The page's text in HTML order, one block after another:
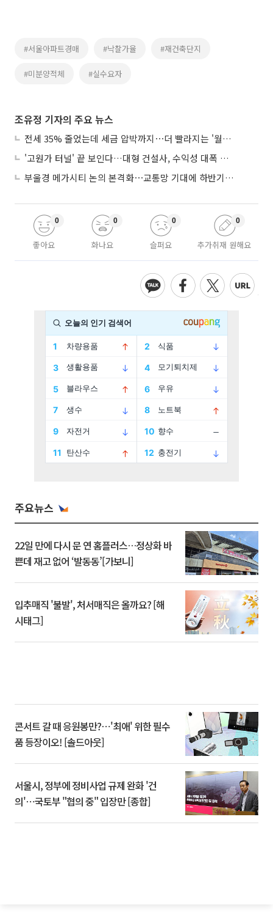
#서울아파트경매 #낙찰가율 #재건축단지
#미분양적체 #실수요자
조유정 기자의 주요 뉴스
전세 35% 줄었는데 세금 압박까지⋯더 빨라지는 '월세화'
'고원가 터널' 끝 보인다…대형 건설사, 수익성 대폭 개선
부울경 메가시티 논의 본격화⋯교통망 기대에 하반기 분양시장 '주목'
좋아요
0
화나요
0
슬퍼요
0
추가취재 원해요
0
주요뉴스
22일 만에 다시 문 연 홈플러스…정상화 바
쁜데 재고 없어 ‘발동동’[가보니]
입추매직 '불발', 처서매직은 올까요? [해
시태그]
콘서트 갈 때 응원봉만?⋯'최애' 위한 필수
품 등장이오! [솔드아웃]
서울시, 정부에 정비사업 규제 완화 '건
의'⋯국토부 "협의 중" 입장만 [종합]